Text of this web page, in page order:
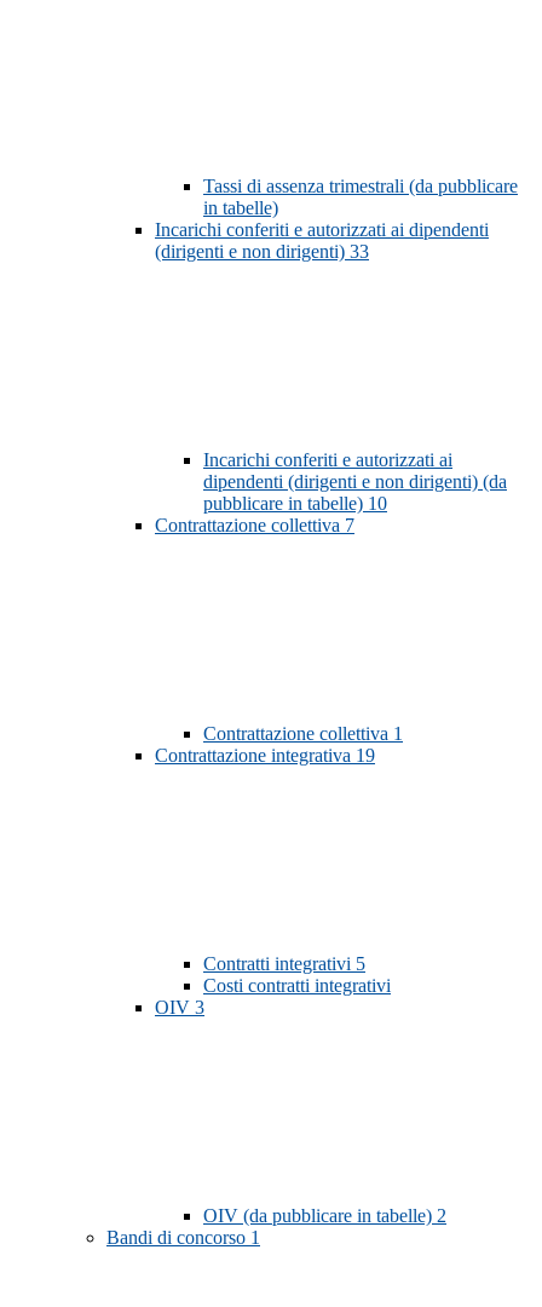
Tassi di assenza trimestrali (da pubblicare
in tabelle)
Incarichi conferiti e autorizzati ai dipendenti
(dirigenti e non dirigenti) 33
Incarichi conferiti e autorizzati ai
dipendenti (dirigenti e non dirigenti) (da
pubblicare in tabelle) 10
Contrattazione collettiva 7
Contrattazione collettiva 1
Contrattazione integrativa 19
Contratti integrativi 5
Costi contratti integrativi
OIV 3
OIV (da pubblicare in tabelle) 2
Bandi di concorso 1